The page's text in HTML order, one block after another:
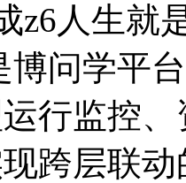
集成z6人
问学平台
运行监控
现跨层联